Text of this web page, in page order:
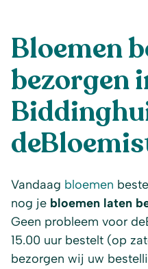
Bloemen
bezorgen
Vandaag bloemen
nog je bloemen laten
Geen probleem voor
15.00 uur bestelt (op
bezorgen wij uw